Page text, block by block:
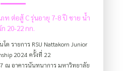
ท ต่อสู้ C รุ่นอายุ 7-8 ปี ชาย น้ำ
20-22 กก.
ด รายการ RSU Nattakorn Junior
2024 ครั้งที่ 22
ณ อาคารนันทนาการ มหาวิทยาลัย